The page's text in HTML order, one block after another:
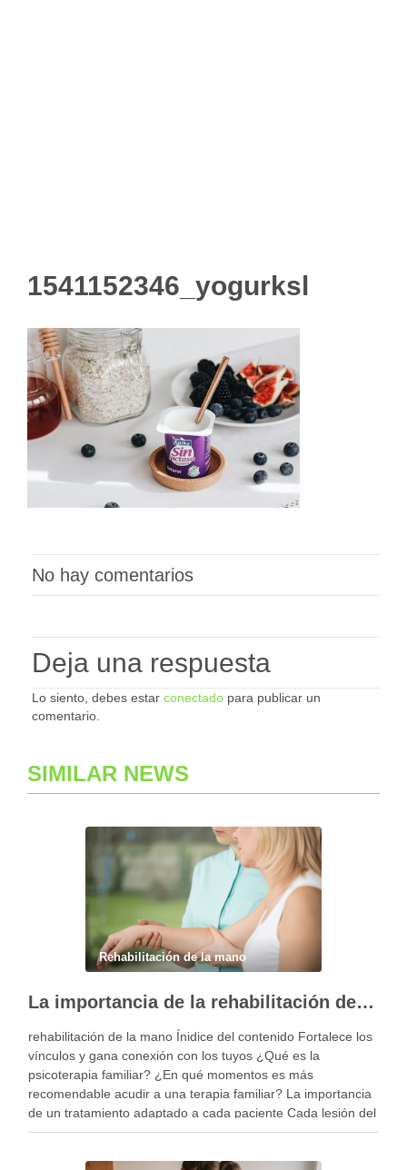
1541152346_yogurksl
No hay comentarios
Deja una respuesta
Lo siento, debes estar conectado para publicar un
comentario.
SIMILAR NEWS
Rehabilitación de la mano
La importancia de la rehabilitación de la mano personalizada
rehabilitación de la mano Ínidice del contenido Fortalece los
vínculos y gana conexión con los tuyos ¿Qué es la
psicoterapia familiar? ¿En qué momentos es más
recomendable acudir a una terapia familiar? La importancia
de un tratamiento adaptado a cada paciente Cada lesión del
miembro superior es diferente y, por …